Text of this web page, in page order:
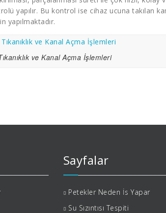
yapılır. Bu kontrol ise cihaz ucuna
yapılmaktadır.
ve Kanal Açma İşlemleri
Sayfalar
Petekler Neden İs Yapar
Su Sızıntısı Tespiti